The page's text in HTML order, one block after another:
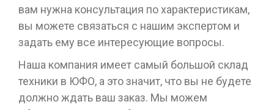
вам нужна консультация по характеристикам,
вы можете связаться с нашим экспертом и
задать ему все интересующие вопросы.
Наша компания имеет самый большой склад
техники в ЮФО, а это значит, что вы не будете
должно ждать ваш заказ. Мы можем